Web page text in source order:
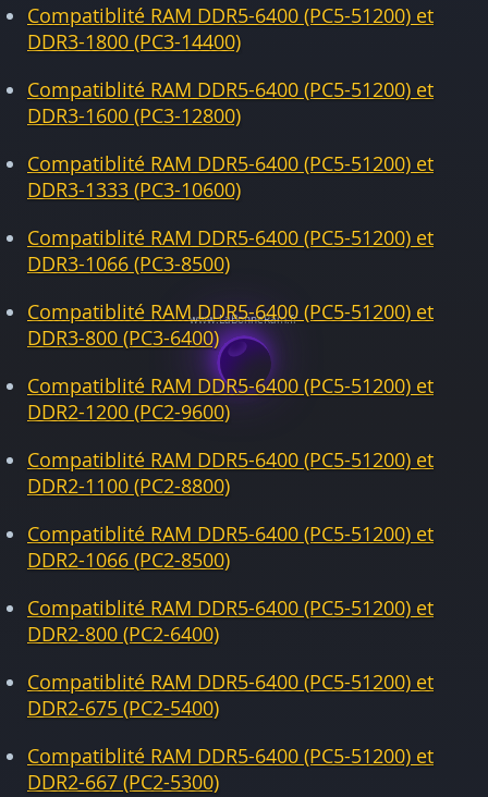
Compatiblité RAM DDR5-6400 (PC5-51200) et
DDR3-1800 (PC3-14400)
Compatiblité RAM DDR5-6400 (PC5-51200) et
DDR3-1600 (PC3-12800)
Compatiblité RAM DDR5-6400 (PC5-51200) et
DDR3-1333 (PC3-10600)
Compatiblité RAM DDR5-6400 (PC5-51200) et
DDR3-1066 (PC3-8500)
Compatiblité RAM DDR5-6400 (PC5-51200) et
DDR3-800 (PC3-6400)
Compatiblité RAM DDR5-6400 (PC5-51200) et
DDR2-1200 (PC2-9600)
Compatiblité RAM DDR5-6400 (PC5-51200) et
DDR2-1100 (PC2-8800)
Compatiblité RAM DDR5-6400 (PC5-51200) et
DDR2-1066 (PC2-8500)
Compatiblité RAM DDR5-6400 (PC5-51200) et
DDR2-800 (PC2-6400)
Compatiblité RAM DDR5-6400 (PC5-51200) et
DDR2-675 (PC2-5400)
Compatiblité RAM DDR5-6400 (PC5-51200) et
DDR2-667 (PC2-5300)